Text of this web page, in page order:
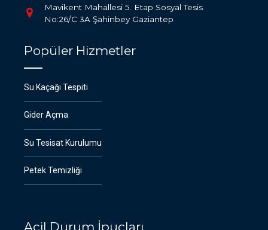
Mavikent Mahallesi 5. Etap Sosyal Tesis
No:26/C 3A Şahinbey Gaziantep
Popüler Hizmetler
Su Kaçağı Tespiti
Gider Açma
Su Tesisat Kurulumu
Petek Temizliği
Acil Durum İpuçları